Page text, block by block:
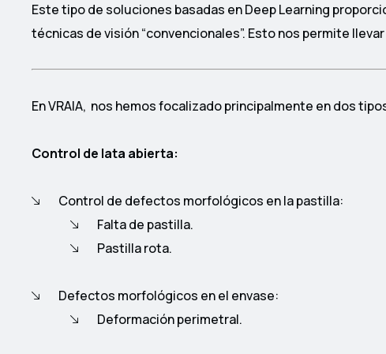
Este tipo de soluciones basadas en Deep Learning
técnicas de visión “convencionales”. Esto nos permite
En VRAIA, nos hemos focalizado principalmente en dos
Control de lata abierta:
Control de defectos morfológicos en la pastilla:
Falta de pastilla.
Pastilla rota.
Defectos morfológicos en el envase:
Deformación perimetral.